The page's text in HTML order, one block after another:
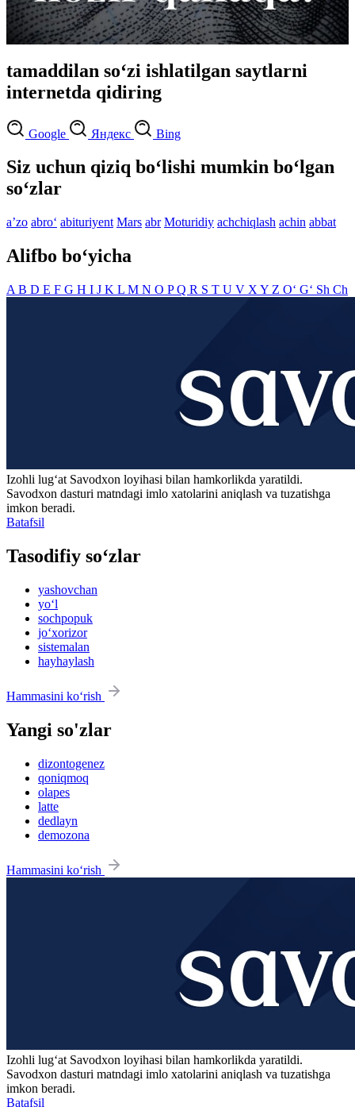
tamaddilan so‘zi ishlatilgan saytlarni
internetda qidiring
Google Яндекс Bing
Siz uchun qiziq bo‘lishi mumkin bo‘lgan
so‘zlar
aʼzo abro‘ abituriyent Mars abr Moturidiy achchiqlash achin abbat
Alifbo bo‘yicha
A B D E F G H I J K L M N O PQ R S T U V X Y Z O‘ G‘ Sh Ch
Izohli lugʻat Savodxon loyihasi bilan hamkorlikda yaratildi.
Savodxon dasturi matndagi imlo xatolarini aniqlash va tuzatishga
imkon beradi.
Batafsil
Tasodifiy so‘zlar
yashovchan
yo‘l
sochpopuk
jo‘xorizor
sistemalan
hayhaylash
Hammasini ko‘rish
Yangi so'zlar
dizontogenez
qoniqmoq
olapes
latte
dedlayn
demozona
Hammasini ko‘rish
Izohli lugʻat Savodxon loyihasi bilan hamkorlikda yaratildi.
Savodxon dasturi matndagi imlo xatolarini aniqlash va tuzatishga
imkon beradi.
Batafsil